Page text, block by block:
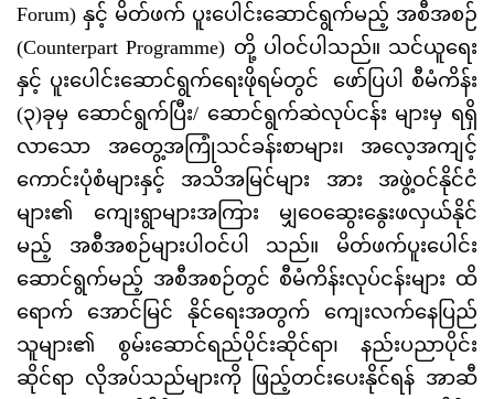
Forum) နှင့် မိတ်ဖက် ပူးပေါင်းဆောင်ရွက်မည့် အစီအစဉ်
(Counterpart Programme) တို့ ပါဝင်ပါသည်။ သင်ယူရေး
နှင့် ပူးပေါင်းဆောင်ရွက်ရေးဖိုရမ်တွင် ဖော်ပြပါ စီမံကိန်း
(၃)ခုမှ ဆောင်ရွက်ပြီး/ ဆောင်ရွက်ဆဲလုပ်ငန်း များမှ ရရှိ
လာသော အတွေ့အကြုံသင်ခန်းစာများ၊ အလေ့အကျင့်
ကောင်းပုံစံများနှင့် အသိအမြင်များ အား အဖွဲ့ဝင်နိုင်ငံ
များ၏ ကျေးရွာများအကြား မျှဝေဆွေးနွေးဖလှယ်နိုင်
မည့် အစီအစဉ်များပါဝင်ပါ သည်။ မိတ်ဖက်ပူးပေါင်း
ဆောင်ရွက်မည့် အစီအစဉ်တွင် စီမံကိန်းလုပ်ငန်းများ ထိ
ရောက် အောင်မြင် နိုင်ရေးအတွက် ကျေးလက်နေပြည်
သူများ၏ စွမ်းဆောင်ရည်ပိုင်းဆိုင်ရာ၊ နည်းပညာပိုင်း
ဆိုင်ရာ လိုအပ်သည်များကို ဖြည့်တင်းပေးနိုင်ရန် အာဆီ